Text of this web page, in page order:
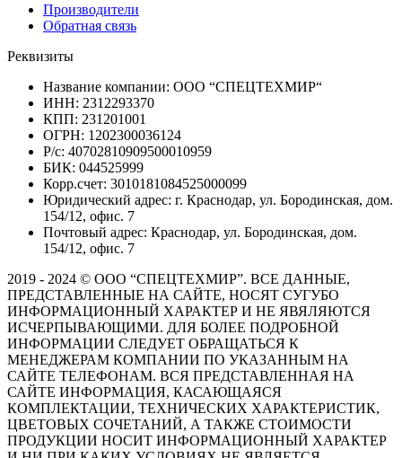
Производители
Обратная связь
Реквизиты
Название компании: ООО “СПЕЦТЕХМИР“
ИНН: 2312293370
КПП: 231201001
ОГРН: 1202300036124
Р/с: 40702810909500010959
БИК: 044525999
Корр.счет: 3010181084525000099
Юридический адрес: г. Краснодар, ул. Бородинская, дом.
154/12, офис. 7
Почтовый адрес: Краснодар, ул. Бородинская, дом.
154/12, офис. 7
2019 - 2024 © ООО “СПЕЦТЕХМИР”. ВСЕ ДАННЫЕ,
ПРЕДСТАВЛЕННЫЕ НА САЙТЕ, НОСЯТ СУГУБО
ИНФОРМАЦИОННЫЙ ХАРАКТЕР И НЕ ЯВЯЛЯЮТСЯ
ИСЧЕРПЫВАЮЩИМИ. ДЛЯ БОЛЕЕ ПОДРОБНОЙ
ИНФОРМАЦИИ СЛЕДУЕТ ОБРАЩАТЬСЯ К
МЕНЕДЖЕРАМ КОМПАНИИ ПО УКАЗАННЫМ НА
САЙТЕ ТЕЛЕФОНАМ. ВСЯ ПРЕДСТАВЛЕННАЯ НА
САЙТЕ ИНФОРМАЦИЯ, КАСАЮЩАЯСЯ
КОМПЛЕКТАЦИИ, ТЕХНИЧЕСКИХ ХАРАКТЕРИСТИК,
ЦВЕТОВЫХ СОЧЕТАНИЙ, А ТАКЖЕ СТОИМОСТИ
ПРОДУКЦИИ НОСИТ ИНФОРМАЦИОННЫЙ ХАРАКТЕР